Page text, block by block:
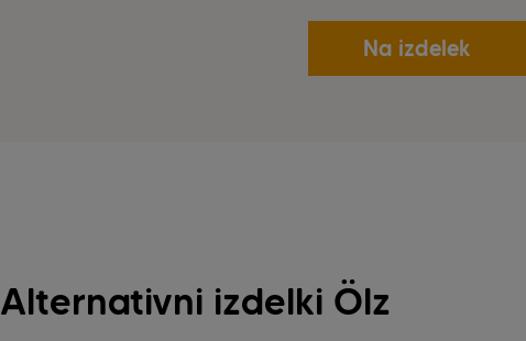
Na izdelek
Alternativni izdelki Ölz